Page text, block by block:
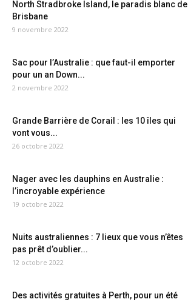
North Stradbroke Island, le paradis blanc de
Brisbane
9 novembre 2022
Sac pour l’Australie : que faut-il emporter
pour un an Down...
2 novembre 2022
Grande Barrière de Corail : les 10 îles qui
vont vous...
26 octobre 2022
Nager avec les dauphins en Australie :
l’incroyable expérience
19 octobre 2022
Nuits australiennes : 7 lieux que vous n’êtes
pas prêt d’oublier...
12 octobre 2022
Des activités gratuites à Perth, pour un été